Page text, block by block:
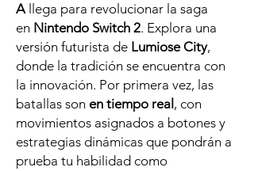
Allega para revolucionar la saga
en Nintendo Switch 2. Explora una
versión futurista de Lumiose City,
donde la tradición se encuentra con
la innovación. Por primera vez, las
batallas son en tiempo real , con
movimientos asignados a botones y
estrategias dinámicas que pondrán a
prueba tu habilidad como